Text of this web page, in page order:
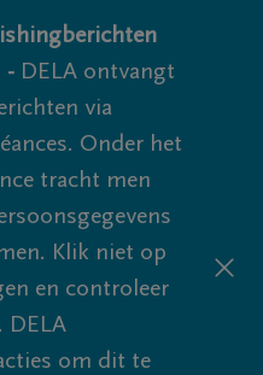
- DELA ontvangt
via
Onder het
tracht men
Klik niet op
en controleer
DELA
om dit te